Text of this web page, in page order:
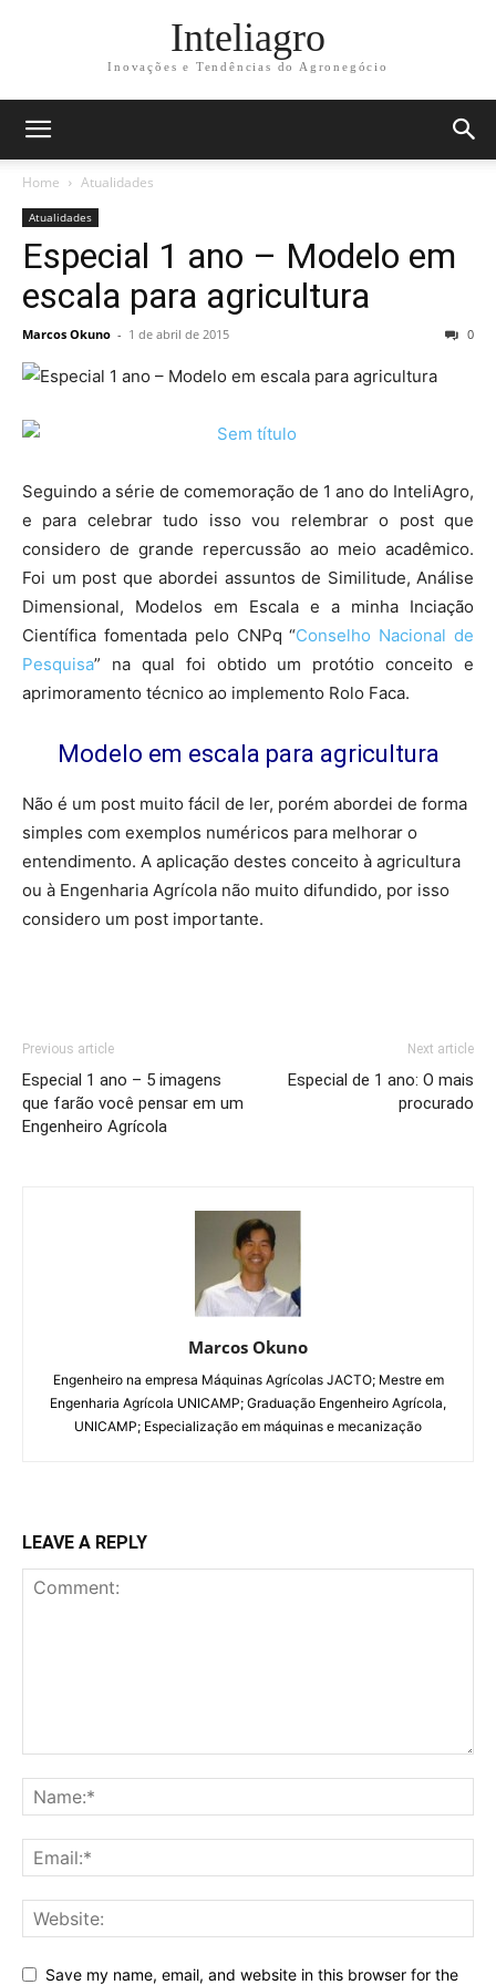
Inteliagro
Inovações e Tendências do Agronegócio
Home Atualidades
Atualidades
Especial 1 ano – Modelo em
escala para agricultura
Marcos Okuno - 1 de abril de 2015 0
Seguindo a série de comemoração de 1 ano do InteliAgro,
e para celebrar tudo isso vou relembrar o post que
considero de grande repercussão ao meio acadêmico.
Foi um post que abordei assuntos de Similitude, Análise
Dimensional, Modelos em Escala e a minha Inciação
Científica fomentada pelo CNPq “Conselho Nacional de
Pesquisa” na qual foi obtido um protótio conceito e
aprimoramento técnico ao implemento Rolo Faca.
Modelo em escala para agricultura
Não é um post muito fácil de ler, porém abordei de forma
simples com exemplos numéricos para melhorar o
entendimento. A aplicação destes conceito à agricultura
ou à Engenharia Agrícola não muito difundido, por isso
considero um post importante.
Previous article
Especial 1 ano – 5 imagens
que farão você pensar em um
Engenheiro Agrícola
Next article
Especial de 1 ano: O mais
procurado
Marcos Okuno
Engenheiro na empresa Máquinas Agrícolas JACTO; Mestre em
Engenharia Agrícola UNICAMP; Graduação Engenheiro Agrícola,
UNICAMP; Especialização em máquinas e mecanização
LEAVE A REPLY
Save my name, email, and website in this browser for the